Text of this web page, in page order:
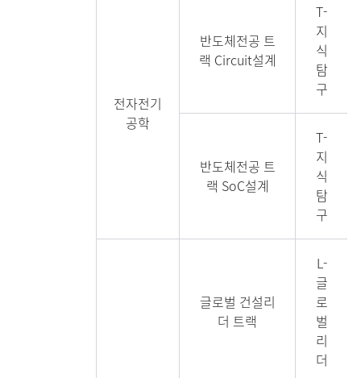
전자전기
공학
반도체전공 트
랙 Circuit설계
T-
지
식
탐
구
반도체전공 트
랙 SoC설계
T-
지
식
탐
구
글로벌 건설리
더 트랙
L-
글
로
벌
리
더